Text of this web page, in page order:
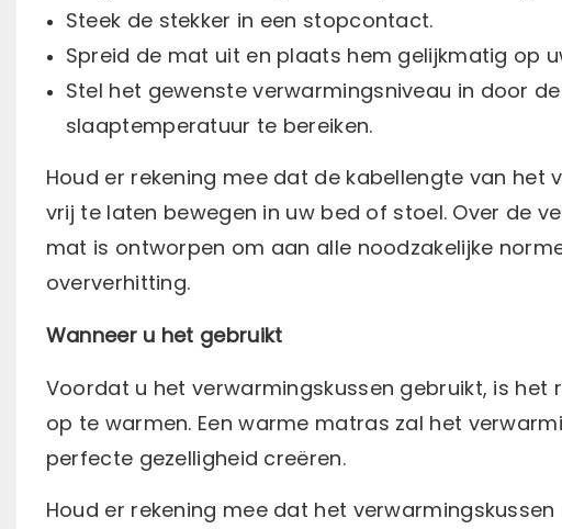
Steek de stekker in een stopcontact.
Spreid de mat uit en plaats hem gelijkmatig op
Stel het gewenste verwarmingsniveau in door
slaaptemperatuur te bereiken.
Houd er rekening mee dat de kabellengte van
vrij te laten bewegen in uw bed of stoel. Over de
mat is ontworpen om aan alle noodzakelijke
oververhitting.
Wanneer u het gebruikt
Voordat u het verwarmingskussen gebruikt, is
op te warmen. Een warme matras zal het
perfecte gezelligheid creëren.
Houd er rekening mee dat het